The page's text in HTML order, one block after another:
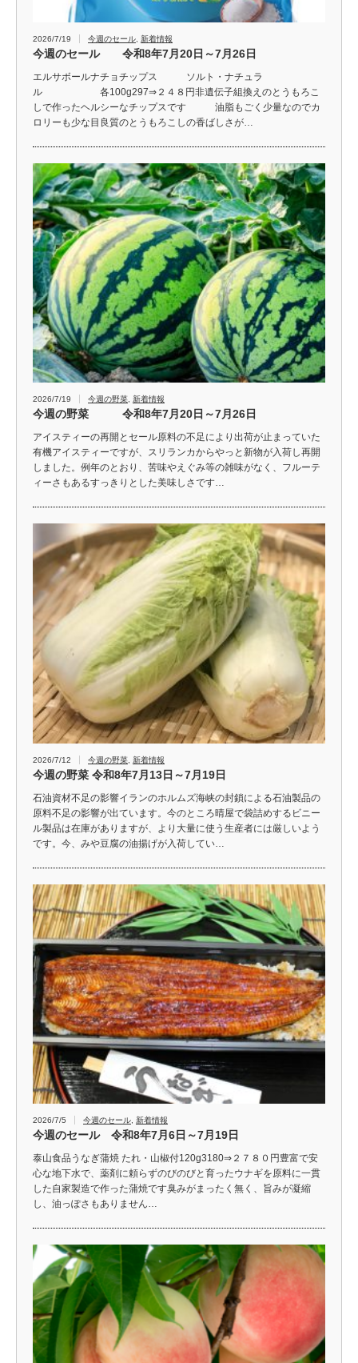
2026/7/19 今週のセール 新着情報
今週のセール 令和8年7月20日～7月26日
エルサボールナチョチップス ソルト・ナチュラ
ル 各100g297⇒２４８円非遺伝子組換えのとうもろこ
しで作ったヘルシーなチップスです 油脂もごく少量なのでカ
ロリーも少な目良質のとうもろこしの香ばしさが…
2026/7/19 今週の野菜 新着情報
今週の野菜 令和8年7月20日～7月26日
アイスティーの再開とセール原料の不足により出荷が止まっていた
有機アイスティーですが、スリランカからやっと新物が入荷し再開
しました。例年のとおり、苦味やえぐみ等の雑味がなく、フルーテ
ィーさもあるすっきりとした美味しさです…
2026/7/12 今週の野菜 新着情報
今週の野菜 令和8年7月13日～7月19日
石油資材不足の影響イランのホルムズ海峡の封鎖による石油製品の
原料不足の影響が出ています。今のところ晴屋で袋詰めするビニー
ル製品は在庫がありますが、より大量に使う生産者には厳しいよう
です。今、みや豆腐の油揚げが入荷してい…
2026/7/5 今週のセール 新着情報
今週のセール 令和8年7月6日～7月19日
泰山食品うなぎ蒲焼 たれ・山椒付120g3180⇒２７８０円豊富で安
心な地下水で、薬剤に頼らずのびのびと育ったウナギを原料に一貫
した自家製造で作った蒲焼です臭みがまったく無く、旨みが凝縮
し、油っぽさもありません…